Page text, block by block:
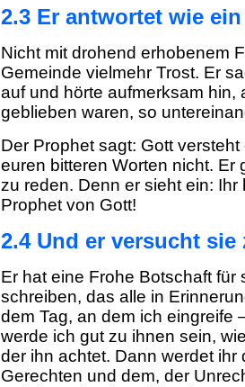
2.3 Er antwortet wie
Nicht mit drohend erhobenem
Gemeinde vielmehr Trost. Er
auf und hörte aufmerksam hin,
geblieben waren, so
Der Prophet sagt: Gott
euren bitteren Worten nicht.
zu reden. Denn er sieht ein:
Prophet von Gott!
2.4 Und er versucht sie
Er hat eine Frohe Botschaft für
schreiben, das alle in
dem Tag, an dem ich eingreife
werde ich gut zu ihnen sein,
der ihn achtet. Dann werdet
Gerechten und dem, der